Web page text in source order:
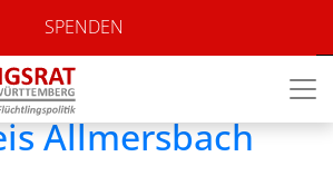
SPENDEN
Allmersbach